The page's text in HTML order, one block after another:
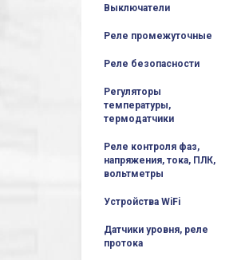
Выключатели
Реле промежуточные
Реле безопасности
Регуляторы
температуры,
термодатчики
Реле контроля фаз,
напряжения, тока, ПЛК,
вольтметры
Устройства WiFi
Датчики уровня, реле
протока